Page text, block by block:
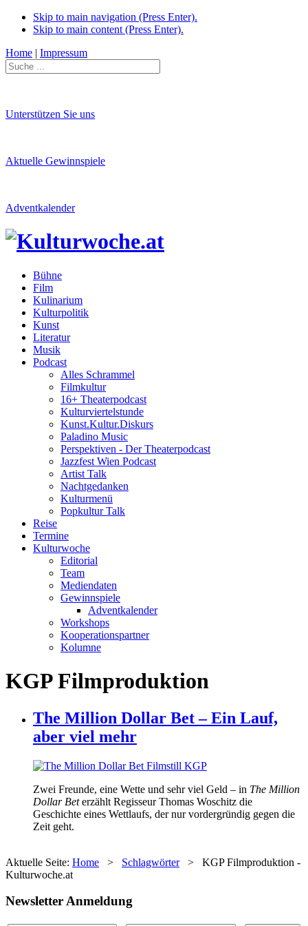
Skip to main navigation (Press Enter).
Skip to main content (Press Enter).
Home | Impressum
Unterstützen Sie uns
Aktuelle Gewinnspiele
Adventkalender
Bühne
Film
Kulinarium
Kulturpolitik
Kunst
Literatur
Musik
Podcast
Alles Schrammel
Filmkultur
16+ Theaterpodcast
Kulturviertelstunde
Kunst.Kultur.Diskurs
Paladino Music
Perspektiven - Der Theaterpodcast
Jazzfest Wien Podcast
Artist Talk
Nachtgedanken
Kulturmenü
Popkultur Talk
Reise
Termine
Kulturwoche
Editorial
Team
Mediendaten
Gewinnspiele
Adventkalender
Workshops
Kooperationspartner
Kolumne
KGP Filmproduktion
The Million Dollar Bet – Ein Lauf,
aber viel mehr
Zwei Freunde, eine Wette und sehr viel Geld – in The Million
Dollar Beterzählt Regisseur Thomas Woschitz die
Geschichte eines Wettlaufs, der nur vordergründig gegen die
Zeit geht.
Aktuelle Seite: Home > Schlagwörter > KGP Filmproduktion -
Kulturwoche.at
Newsletter Anmeldung